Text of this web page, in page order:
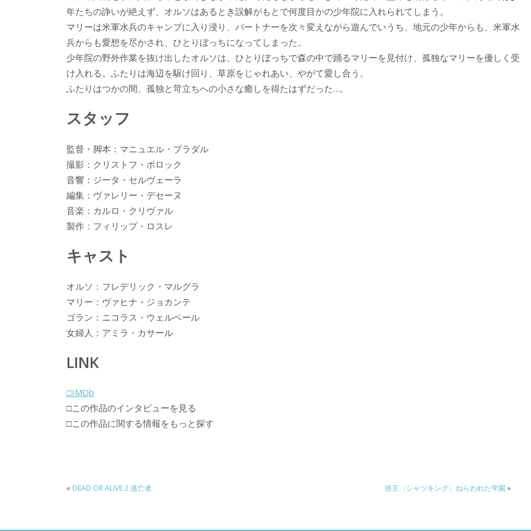
年たちの諍いが絶えず、オルソはあるとき誤解がもとで何度目かの少年院に入れられてしまう。
マリーは米軍水兵のキャンプに入り浸り、パートナーを次々変えながら遊んでいうち、地元の少年からも、米軍水
兵からも愛想を尽かされ、ひとりぼっちになってしまった。
少年院の野外作業を抜け出したオルソは、ひとりぼっちで森の中で踊るマリーを見付け、孤独なマリーを優しく受
け入れる。ふたりは海辺を駆け回り、草原をじゃれあい、やがて愛し合う。
ふたりはつかの間、孤独と苛立ちへの小さな癒しを得たはずだった…。
スタッフ
監督・脚本：マニュエル・プラダル
撮影：クリストフ・ポロック
音響：ジータ・セルヴェーラ
編集：ヴァレリー・デセーヌ
音楽：カルロ・クリヴァル
製作：フィリップ・ロスレ
キャスト
オルソ：フレデリック・マルグラ
マリー：ヴァヒナ・ジョカンテ
ゴラン：ニコラス・ウェルベール
女婦人：アミラ・カサール
LINK
□IMDb
□この作品のインタビューを見る
□この作品に関する情報をもっと探す
« DEAD OR ALIVE 2 逃亡者 借王〈シャツキング〉ねらわれた学園 »